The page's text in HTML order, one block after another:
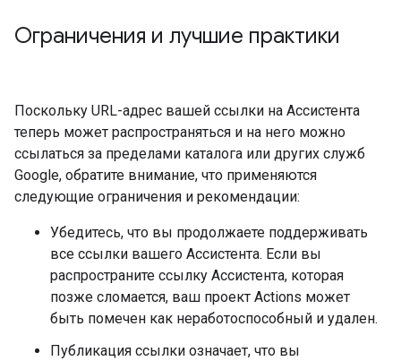
Ограничения и лучшие практики
Поскольку URL-адрес вашей ссылки на Ассистента
теперь может распространяться и на него можно
ссылаться за пределами каталога или других служб
Google, обратите внимание, что применяются
следующие ограничения и рекомендации:
Убедитесь, что вы продолжаете поддерживать
все ссылки вашего Ассистента. Если вы
распространите ссылку Ассистента, которая
позже сломается, ваш проект Actions может
быть помечен как неработоспособный и удален.
Публикация ссылки означает, что вы